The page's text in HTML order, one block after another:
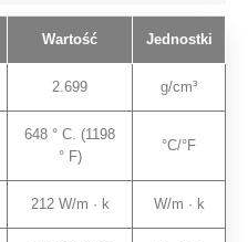
Wartość Jednostki
2.699 g/cm³
648 ° C. (1198
° F)
°C/°F
212 W/m · k W/m · k